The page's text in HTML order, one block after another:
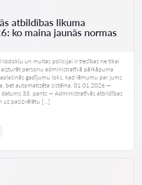
atbildības likuma
ko maina jaunās normas
un muitas policijai ir tiesības ne tikai
personu administratīvā pārkāpuma
gadījumu loks, kad lēmumu par jums
bet automatizēta sistēma. 01.01.2026 —
datums 33. pants — Administratīvās atbildības
uz pašizvēlētu […]